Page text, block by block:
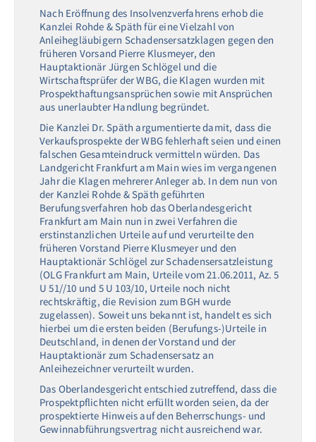
Nach Eröffnung des Insolvenzverfahrens erhob die
Kanzlei Rohde & Späth für eine Vielzahl von
Anleihegläubigern Schadensersatzklagen gegen den
früheren Vorsand Pierre Klusmeyer, den
Hauptaktionär Jürgen Schlögel und die
Wirtschaftsprüfer der WBG, die Klagen wurden mit
Prospekthaftungsansprüchen sowie mit Ansprüchen
aus unerlaubter Handlung begründet.
Die Kanzlei Dr. Späth argumentierte damit, dass die
Verkaufsprospekte der WBG fehlerhaft seien und einen
falschen Gesamteindruck vermitteln würden. Das
Landgericht Frankfurt am Main wies im vergangenen
Jahr die Klagen mehrerer Anleger ab. In dem nun von
der Kanzlei Rohde & Späth geführten
Berufungsverfahren hob das Oberlandesgericht
Frankfurt am Main nun in zwei Verfahren die
erstinstanzlichen Urteile auf und verurteilte den
früheren Vorstand Pierre Klusmeyer und den
Hauptaktionär Schlögel zur Schadensersatzleistung
(OLG Frankfurt am Main, Urteile vom 21.06.2011, Az. 5
U 51//10 und 5 U 103/10, Urteile noch nicht
rechtskräftig, die Revision zum BGH wurde
zugelassen). Soweit uns bekannt ist, handelt es sich
hierbei um die ersten beiden (Berufungs-)Urteile in
Deutschland, in denen der Vorstand und der
Hauptaktionär zum Schadensersatz an
Anleihezeichner verurteilt wurden.
Das Oberlandesgericht entschied zutreffend, dass die
Prospektpflichten nicht erfüllt worden seien, da der
prospektierte Hinweis auf den Beherrschungs- und
Gewinnabführungsvertrag nicht ausreichend war.